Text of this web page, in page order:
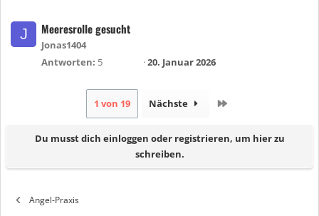
J Meeresrolle gesucht
Jonas1404
Antworten 5 20. Januar 2026
1 von 19 Nächste
Du musst dich einloggen oder registrieren, um hier zu
schreiben.
Angel-Praxis